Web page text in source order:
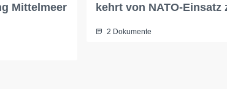
Mittelmeer
kehrt von NATO-Einsatz
2 Dokumente